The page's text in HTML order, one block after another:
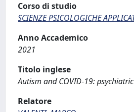
Corso di studio
SCIENZE PSICOLOGICHE
Anno Accademico
2021
Titolo inglese
Autism and COVID-19:
Relatore